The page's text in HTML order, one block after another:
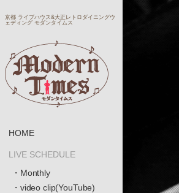
京都 ライブハウス&大正レトロダイニングウ
ェディング モダンタイムス
HOME
LIVE SCHEDULE
・Monthly
・video clip(YouTube)